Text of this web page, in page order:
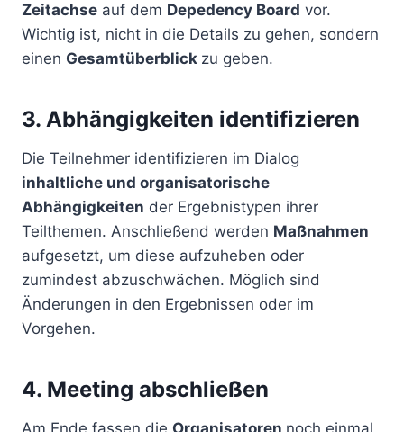
Zeitachse auf dem Depedency Board vor.
Wichtig ist, nicht in die Details zu gehen, sondern
einen Gesamtüberblick zu geben.
3. Abhängigkeiten identifizieren
Die Teilnehmer identifizieren im Dialog
inhaltliche und organisatorische
Abhängigkeiten der Ergebnistypen ihrer
Teilthemen. Anschließend werden Maßnahmen
aufgesetzt, um diese aufzuheben oder
zumindest abzuschwächen. Möglich sind
Änderungen in den Ergebnissen oder im
Vorgehen.
4. Meeting abschließen